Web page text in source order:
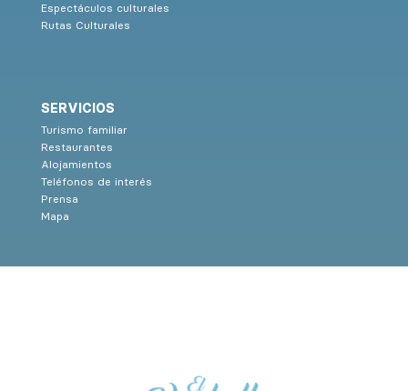
Espectáculos culturales
Rutas Culturales
SERVICIOS
Turismo familiar
Restaurantes
Alojamientos
Teléfonos de interés
Prensa
Mapa